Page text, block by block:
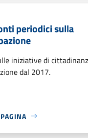
periodici sulla
iniziative di
dal 2017.